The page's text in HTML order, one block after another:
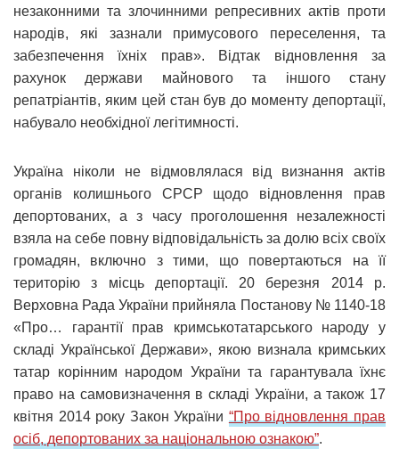
незаконними та злочинними репресивних актів проти
народів, які зазнали примусового переселення, та
забезпечення їхніх прав». Відтак відновлення за
рахунок держави майнового та іншого стану
репатріантів, яким цей стан був до моменту депортації,
набувало необхідної легітимності.
Україна ніколи не відмовлялася від визнання актів
органів колишнього СРСР щодо відновлення прав
депортованих, а з часу проголошення незалежності
взяла на себе повну відповідальність за долю всіх своїх
громадян, включно з тими, що повертаються на її
територію з місць депортації. 20 березня 2014 р.
Верховна Рада України прийняла Постанову № 1140-18
«Про… гарантії прав кримськотатарського народу у
складі Української Держави», якою визнала кримських
татар корінним народом України та гарантувала їхнє
право на самовизначення в складі України, а також 17
квітня 2014 року Закон України “Про відновлення прав
осіб, депортованих за національною ознакою”.